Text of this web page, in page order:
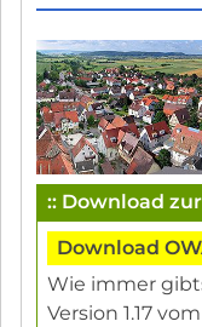
:: Download zur
Download
Wie immer
Version 1.17